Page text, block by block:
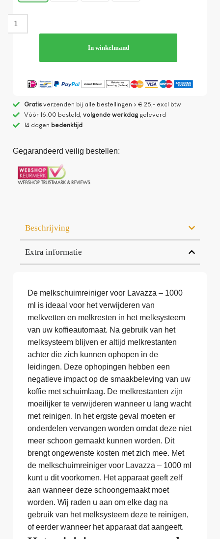
In winkelmand
Gratisverzenden bij alle bestellingen > € 25,- excl btw
Vòòr 16:00 besteld, volgende werkdaggeleverd
14 dagen bedenktijd
Gegarandeerd veilig bestellen:
Beschrijving
Extra informatie
De melkschuimreiniger voor Lavazza – 1000
ml is ideaal voor het verwijderen van
melkvetten en melkresten in het melksysteem
van uw koffieautomaat. Na gebruik van het
melksysteem blijven er altijd melkrestanten
achter die zich kunnen ophopen in de
leidingen. Deze ophopingen hebben een
negatieve impact op de smaakbeleving van uw
koffie met schuimlaag. De melkrestanten zijn
moeilijker te verwijderen wanneer u lang wacht
met reinigen. In het ergste geval moeten er
onderdelen vervangen worden omdat deze niet
meer schoon gemaakt kunnen worden. Dit
brengt ongewenste kosten met zich mee. Met
de melkschuimreiniger voor Lavazza – 1000 ml
kunt u dit voorkomen. Het apparaat geeft zelf
aan wanneer deze schoongemaakt moet
worden. Wij raden u aan om elke dag na
gebruik van het melksysteem deze te reinigen,
of eerder wanneer het apparaat dat aangeeft.